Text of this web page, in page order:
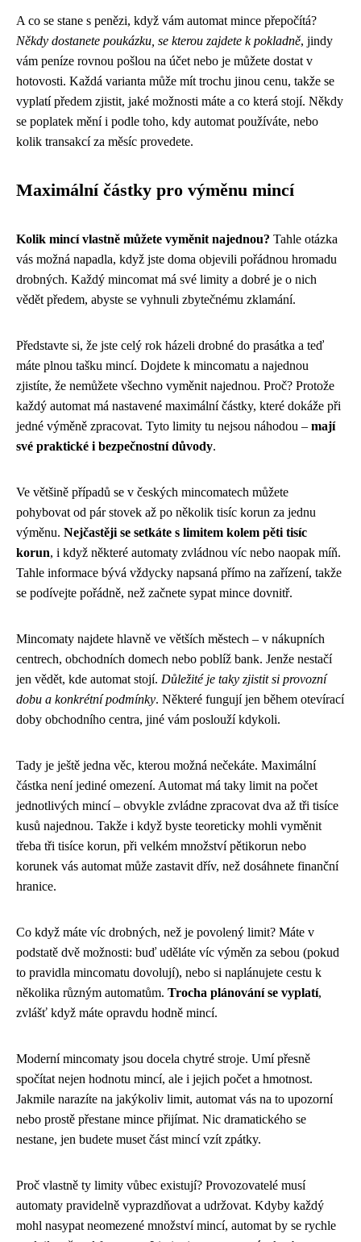
A co se stane s penězi, když vám automat mince přepočítá?
Někdy dostanete poukázku, se kterou zajdete k pokladně, jindy
vám peníze rovnou pošlou na účet nebo je můžete dostat v
hotovosti. Každá varianta může mít trochu jinou cenu, takže se
vyplatí předem zjistit, jaké možnosti máte a co která stojí. Někdy
se poplatek mění i podle toho, kdy automat používáte, nebo
kolik transakcí za měsíc provedete.
Maximální částky pro výměnu mincí
Kolik mincí vlastně můžete vyměnit najednou? Tahle otázka
vás možná napadla, když jste doma objevili pořádnou hromadu
drobných. Každý mincomat má své limity a dobré je o nich
vědět předem, abyste se vyhnuli zbytečnému zklamání.
Představte si, že jste celý rok házeli drobné do prasátka a teď
máte plnou tašku mincí. Dojdete k mincomatu a najednou
zjistíte, že nemůžete všechno vyměnit najednou. Proč? Protože
každý automat má nastavené maximální částky, které dokáže při
jedné výměně zpracovat. Tyto limity tu nejsou náhodou – mají
své praktické i bezpečnostní důvody.
Ve většině případů se v českých mincomatech můžete
pohybovat od pár stovek až po několik tisíc korun za jednu
výměnu. Nejčastěji se setkáte s limitem kolem pěti tisíc
korun, i když některé automaty zvládnou víc nebo naopak míň.
Tahle informace bývá vždycky napsaná přímo na zařízení, takže
se podívejte pořádně, než začnete sypat mince dovnitř.
Mincomaty najdete hlavně ve větších městech – v nákupních
centrech, obchodních domech nebo poblíž bank. Jenže nestačí
jen vědět, kde automat stojí. Důležité je taky zjistit si provozní
dobu a konkrétní podmínky. Některé fungují jen během otevírací
doby obchodního centra, jiné vám poslouží kdykoli.
Tady je ještě jedna věc, kterou možná nečekáte. Maximální
částka není jediné omezení. Automat má taky limit na počet
jednotlivých mincí – obvykle zvládne zpracovat dva až tři tisíce
kusů najednou. Takže i když byste teoreticky mohli vyměnit
třeba tři tisíce korun, při velkém množství pětikorun nebo
korunek vás automat může zastavit dřív, než dosáhnete finanční
hranice.
Co když máte víc drobných, než je povolený limit? Máte v
podstatě dvě možnosti: buď uděláte víc výměn za sebou (pokud
to pravidla mincomatu dovolují), nebo si naplánujete cestu k
několika různým automatům. Trocha plánování se vyplatí,
zvlášť když máte opravdu hodně mincí.
Moderní mincomaty jsou docela chytré stroje. Umí přesně
spočítat nejen hodnotu mincí, ale i jejich počet a hmotnost.
Jakmile narazíte na jakýkoliv limit, automat vás na to upozorní
nebo prostě přestane mince přijímat. Nic dramatického se
nestane, jen budete muset část mincí vzít zpátky.
Proč vlastně ty limity vůbec existují? Provozovatelé musí
automaty pravidelně vyprazdňovat a udržovat. Kdyby každý
mohl nasypat neomezené množství mincí, automat by se rychle